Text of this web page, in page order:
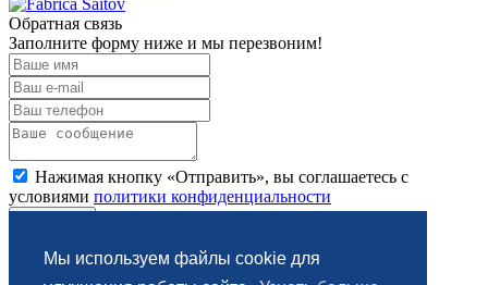
Мы используем файлы cookie для
Обратная связь
Заполните форму ниже и мы перезвоним!
Нажимая кнопку «Отправить», вы соглашаетесь с
условиями политики конфиденциальности
Спасибо за обращение